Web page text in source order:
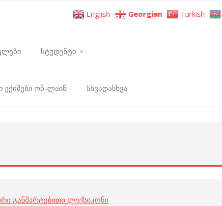
სტუდენტი
ონ-ლაინ სხვადასხვა
განმარტებითი ლექსიკონი
English Georgian Turkish